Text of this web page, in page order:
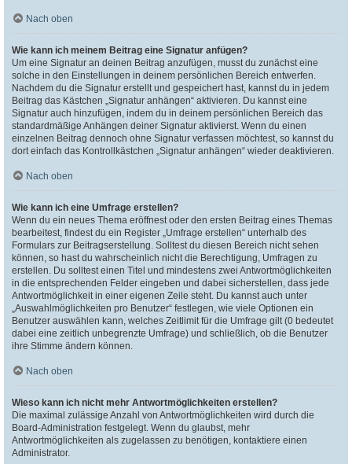
Nach oben
Wie kann ich meinem Beitrag eine Signatur anfügen?
Um eine Signatur an deinen Beitrag anzufügen, musst du zunächst eine
solche in den Einstellungen in deinem persönlichen Bereich entwerfen.
Nachdem du die Signatur erstellt und gespeichert hast, kannst du in jedem
Beitrag das Kästchen „Signatur anhängen“ aktivieren. Du kannst eine
Signatur auch hinzufügen, indem du in deinem persönlichen Bereich das
standardmäßige Anhängen deiner Signatur aktivierst. Wenn du einen
einzelnen Beitrag dennoch ohne Signatur verfassen möchtest, so kannst du
dort einfach das Kontrollkästchen „Signatur anhängen“ wieder deaktivieren.
Nach oben
Wie kann ich eine Umfrage erstellen?
Wenn du ein neues Thema eröffnest oder den ersten Beitrag eines Themas
bearbeitest, findest du ein Register „Umfrage erstellen“ unterhalb des
Formulars zur Beitragserstellung. Solltest du diesen Bereich nicht sehen
können, so hast du wahrscheinlich nicht die Berechtigung, Umfragen zu
erstellen. Du solltest einen Titel und mindestens zwei Antwortmöglichkeiten
in die entsprechenden Felder eingeben und dabei sicherstellen, dass jede
Antwortmöglichkeit in einer eigenen Zeile steht. Du kannst auch unter
„Auswahlmöglichkeiten pro Benutzer“ festlegen, wie viele Optionen ein
Benutzer auswählen kann, welches Zeitlimit für die Umfrage gilt (0 bedeutet
dabei eine zeitlich unbegrenzte Umfrage) und schließlich, ob die Benutzer
ihre Stimme ändern können.
Nach oben
Wieso kann ich nicht mehr Antwortmöglichkeiten erstellen?
Die maximal zulässige Anzahl von Antwortmöglichkeiten wird durch die
Board-Administration festgelegt. Wenn du glaubst, mehr
Antwortmöglichkeiten als zugelassen zu benötigen, kontaktiere einen
Administrator.